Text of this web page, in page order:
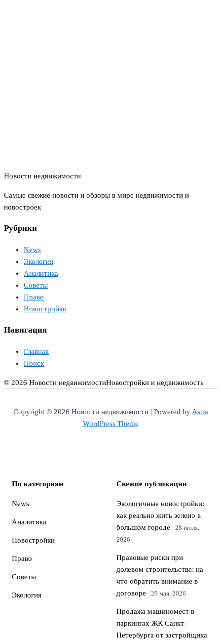
Новости недвижимости
Самые свежие новости и обзоры в мире недвижимости и
новостроек
Рубрики
News
Экология
Аналитика
Советы
Право
Новостройки
Навигация
Главная
Поиск
© 2026 Новости недвижимостиНовостройки и недвижимость
Copyright © 2026 Новости недвижимости | Powered byAstra
WordPress Theme
По категориям
News
Аналитика
Новостройки
Право
Советы
Экология
Свежие публикации
Экологичные новостройки:
как реально жить зелено в
большом городе
28 июля,
2026
Правовые риски при
долевом строительстве: на
что обратить внимание в
договоре
29 мая, 2026
Продажа машиномест в
паркингах ЖК Санкт-
Петербурга от застройщика